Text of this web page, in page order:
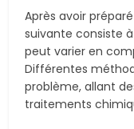
Après avoir
suivante consiste
peut varier en
Différentes
problème, allant
traitements